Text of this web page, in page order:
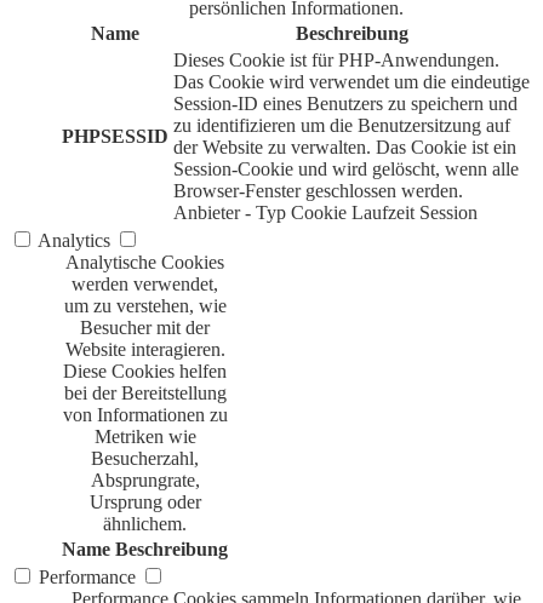
persönlichen Informationen.
Name
Beschreibung
PHPSESSID
Dieses Cookie ist für PHP-Anwendungen.
Das Cookie wird verwendet um die eindeutige
Session-ID eines Benutzers zu speichern und
zu identifizieren um die Benutzersitzung auf
der Website zu verwalten. Das Cookie ist ein
Session-Cookie und wird gelöscht, wenn alle
Browser-Fenster geschlossen werden.
Anbieter - Typ Cookie Laufzeit Session
Analytics
Analytische Cookies
werden verwendet,
um zu verstehen, wie
Besucher mit der
Website interagieren.
Diese Cookies helfen
bei der Bereitstellung
von Informationen zu
Metriken wie
Besucherzahl,
Absprungrate,
Ursprung oder
ähnlichem.
Name Beschreibung
Performance